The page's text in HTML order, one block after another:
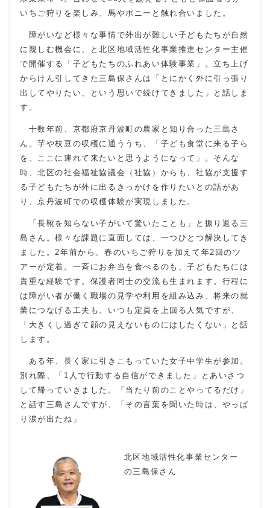
いちご狩りを楽しみ、馬やポニーと触れ合いました。
障がいなど様々な事情で外出が難しい子どもたちが自然
に親しむ機会に、と北区地域活性化事業推進センター主催
で開催する「子どもたちのふれあい体験事業」。立ち上げ
からけん引してきた三島保さんは「とにかく外に引っ張り
出してやりたい、という思いで続けてきました」と話しま
す。
十数年前、京都府京丹波町の農家と知り合った三島さ
ん。芋や枝豆の収穫に通ううち、「子ども食堂に来る子ら
を、ここに連れて来たいと思うようになって」。そんな
時、北区の社会福祉協議会（社協）からも、社協が支援す
る子どもたちが外に出るきっかけを作りたいとの話があ
り、京丹波町での収穫体験が実現しました。
「長靴を知らない子がいて驚いたことも」と振り返る三
島さん。様々な課題に直面しては、一つひとつ解決してき
ました。2年前から、春のいちご狩りを加えて年2回のツ
アーが定着。一斉にお弁当を食べるのも、子どもたちには
貴重な経験です。保護者同士の交流も生まれます。行程に
は障がい者が働く職場の見学や利用を組み込み、将来の就
業につなげる工夫も。いつも定員を上回る人気ですが、
「大きくし過ぎて顔の見えないものにはしたくない」と話
します。
ある年、長く家に引きこもっていた女子中学生が参加。
別れ際、「1人で行動する自信ができました」とあいさつ
して帰っていきました。「当たり前のことやってるだけ」
と話す三島さんですが、「その言葉を聞いた時は、やっぱ
り涙が出たね」
北区地域活性化事業センター
の三島保さん